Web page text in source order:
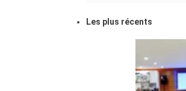
Les plus récents